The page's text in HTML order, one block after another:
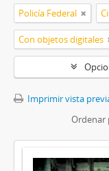
Policía Federal
Con objetos digitales
Imprimir vista
Ordenar